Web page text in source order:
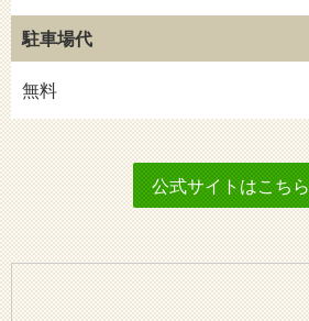
駐車場代
無料
公式サイトはこちら